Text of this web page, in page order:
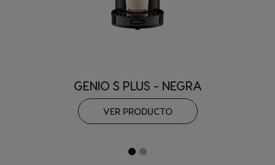
GENIO S PLUS - NEGRA
VER PRODUCTO